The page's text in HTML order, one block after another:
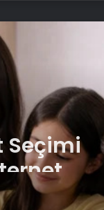
Seçimi